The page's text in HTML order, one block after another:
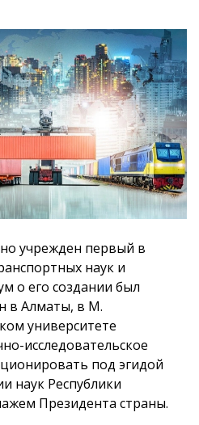
учрежден первый в
наук и
о его создании был
в Алматы, в М.
университете
исследовательское
под эгидой
наук Республики
Президента страны.